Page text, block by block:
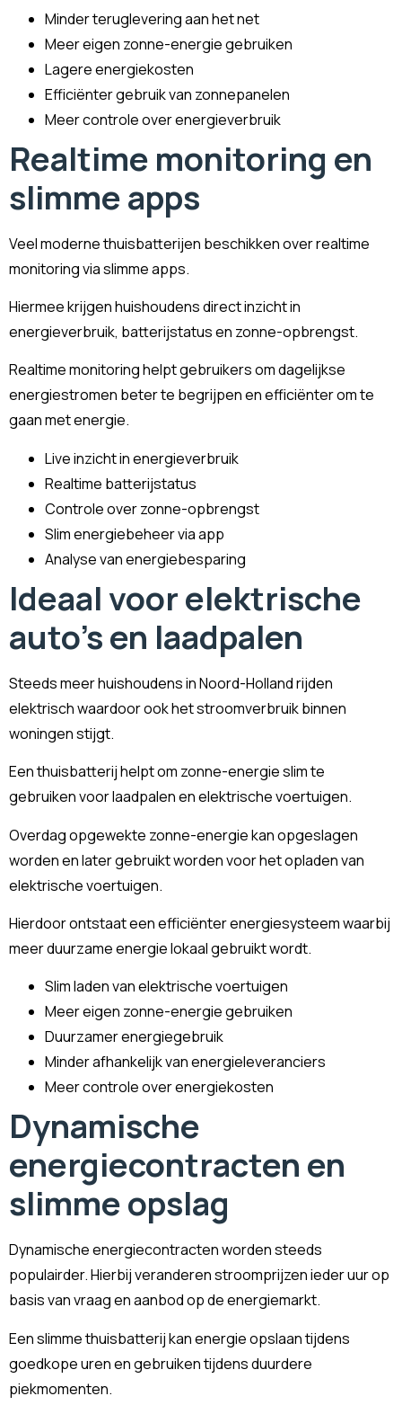
Minder teruglevering aan het net
Meer eigen zonne-energie gebruiken
Lagere energiekosten
Efficiënter gebruik van zonnepanelen
Meer controle over energieverbruik
Realtime monitoring en
slimme apps
Veel moderne thuisbatterijen beschikken over realtime
monitoring via slimme apps.
Hiermee krijgen huishoudens direct inzicht in
energieverbruik, batterijstatus en zonne-opbrengst.
Realtime monitoring helpt gebruikers om dagelijkse
energiestromen beter te begrijpen en efficiënter om te
gaan met energie.
Live inzicht in energieverbruik
Realtime batterijstatus
Controle over zonne-opbrengst
Slim energiebeheer via app
Analyse van energiebesparing
Ideaal voor elektrische
auto's en laadpalen
Steeds meer huishoudens in Noord-Holland rijden
elektrisch waardoor ook het stroomverbruik binnen
woningen stijgt.
Een thuisbatterij helpt om zonne-energie slim te
gebruiken voor laadpalen en elektrische voertuigen.
Overdag opgewekte zonne-energie kan opgeslagen
worden en later gebruikt worden voor het opladen van
elektrische voertuigen.
Hierdoor ontstaat een efficiënter energiesysteem waarbij
meer duurzame energie lokaal gebruikt wordt.
Slim laden van elektrische voertuigen
Meer eigen zonne-energie gebruiken
Duurzamer energiegebruik
Minder afhankelijk van energieleveranciers
Meer controle over energiekosten
Dynamische
energiecontracten en
slimme opslag
Dynamische energiecontracten worden steeds
populairder. Hierbij veranderen stroomprijzen ieder uur op
basis van vraag en aanbod op de energiemarkt.
Een slimme thuisbatterij kan energie opslaan tijdens
goedkope uren en gebruiken tijdens duurdere
piekmomenten.